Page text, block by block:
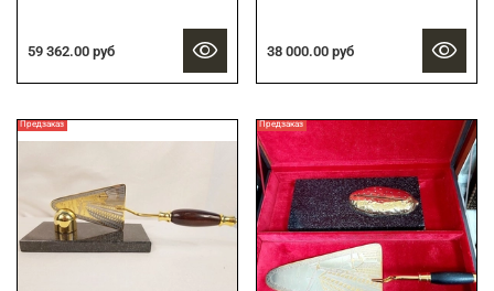
59 362.00 руб 38 000.00 руб
Предзаказ Предзаказ